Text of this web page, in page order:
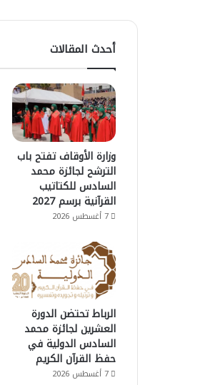
أحدث المقالات
وزارة الأوقاف تفتح باب
الترشح لجائزة محمد
السادس للكتاتيب
القرآنية برسم 2027
7 أغسطس 2026
الرباط تحتضن الدورة
العشرين لجائزة محمد
السادس الدولية في
حفظ القرآن الكريم
7 أغسطس 2026